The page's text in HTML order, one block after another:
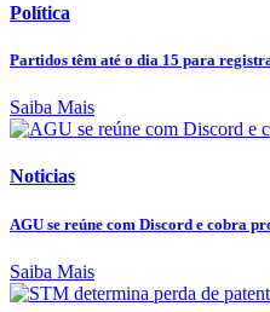
Política
Partidos têm até o dia 15 para
Saiba Mais
Noticias
AGU se reúne com Discord e cobra
Saiba Mais